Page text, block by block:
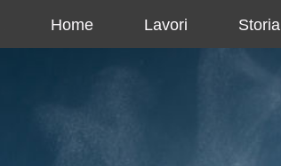
Home Lavori Storia